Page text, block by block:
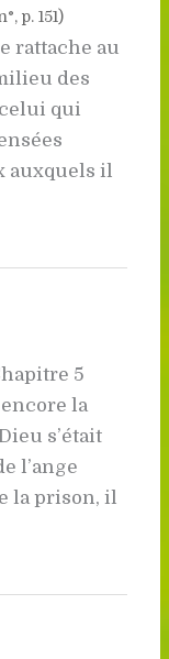
p. 151)
rattache au
des
celui qui
auxquels il
5
la
s’était
l’ange
la prison, il